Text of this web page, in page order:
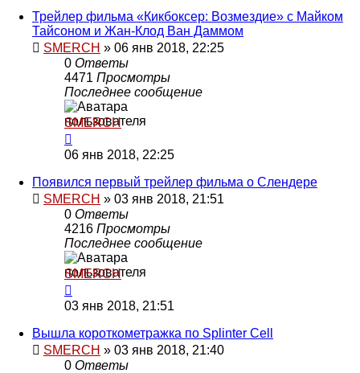
Трейлер фильма «Кикбоксер: Возмездие» с Майком
Тайсоном и Жан-Клод Ван Даммом
SMERCH » 06 янв 2018, 22:25
0 Ответы
4471 Просмотры
Последнее сообщение
SMERCH
06 янв 2018, 22:25
Появился первый трейлер фильма о Слендере
SMERCH » 03 янв 2018, 21:51
0 Ответы
4216 Просмотры
Последнее сообщение
SMERCH
03 янв 2018, 21:51
Вышла короткометражка по Splinter Cell
SMERCH » 03 янв 2018, 21:40
0 Ответы